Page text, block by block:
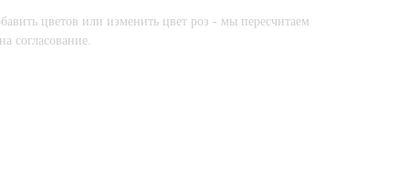
цветов или изменить цвет роз - мы пересчитаем
согласование.